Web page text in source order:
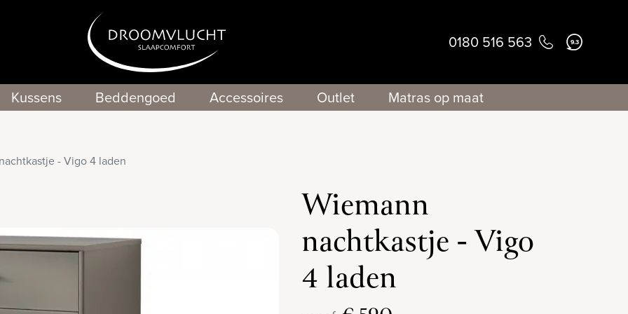
0180 516 563 9.3
Kussens Beddengoed Accessoires Outlet Matras op maat
- Vigo 4 laden
Wiemann
nachtkastje - Vigo
4 laden